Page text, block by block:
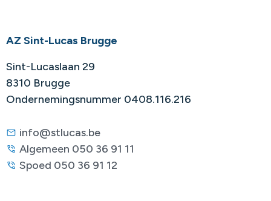
AZ Sint-Lucas Brugge
Sint-Lucaslaan 29
8310 Brugge
Ondernemingsnummer 0408.116.216
info@stlucas.be
Algemeen 050 36 91 11
Spoed 050 36 91 12